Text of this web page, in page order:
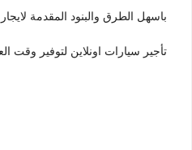
باسهل الطرق والبنود المقدمة
تأجير سيارات اونلاين لتوفير وقت